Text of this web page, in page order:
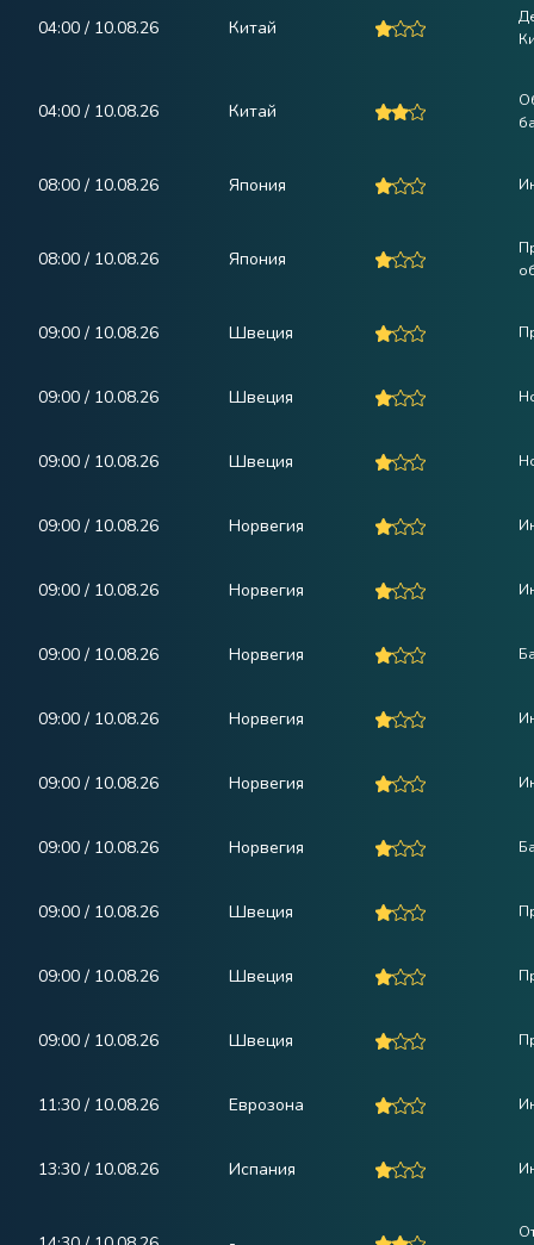
04:00 / 10.08.26 Китай
04:00 / 10.08.26 Китай
08:00 / 10.08.26 Япония
08:00 / 10.08.26 Япония
09:00 / 10.08.26 Швеция
09:00 / 10.08.26 Швеция
09:00 / 10.08.26 Швеция
09:00 / 10.08.26 Норвегия
09:00 / 10.08.26 Норвегия
09:00 / 10.08.26 Норвегия
09:00 / 10.08.26 Норвегия
09:00 / 10.08.26 Норвегия
09:00 / 10.08.26 Норвегия
09:00 / 10.08.26 Швеция
09:00 / 10.08.26 Швеция
09:00 / 10.08.26 Швеция
11:30 / 10.08.26 Еврозона
13:30 / 10.08.26 Испания